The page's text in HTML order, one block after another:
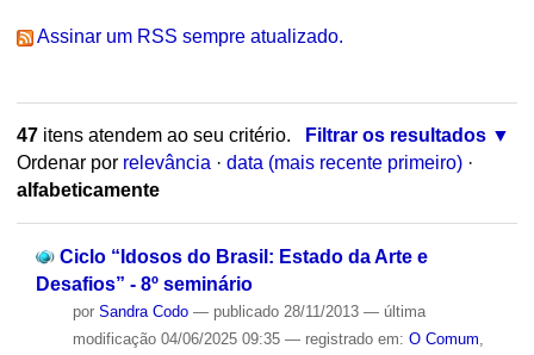
Assinar um RSS sempre atualizado.
47itens atendem ao seu critério.
Filtrar os resultados
Ordenar por relevância · data (mais recente primeiro) ·
alfabeticamente
Ciclo “Idosos do Brasil: Estado da Arte e
Desafios” - 8º seminário
por Sandra Codo — publicado28/11/2013 — última
modificação04/06/2025 09:35 — registrado em: O Comum